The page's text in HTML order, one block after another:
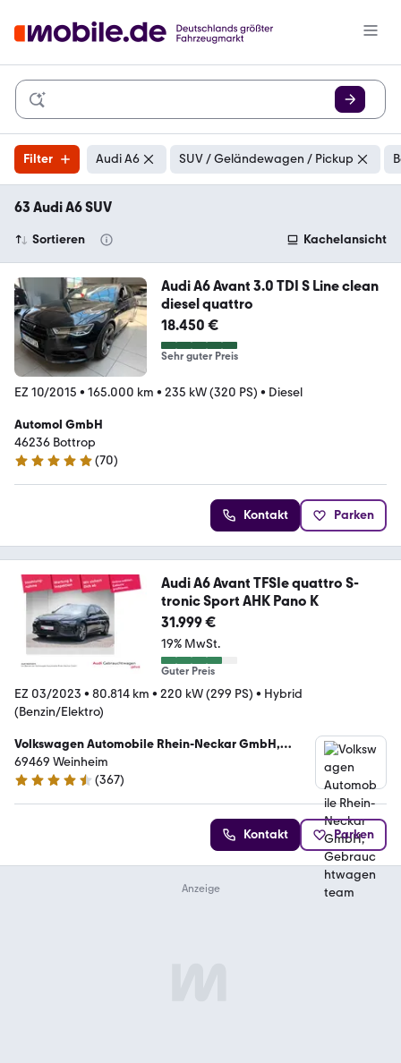
Filter Audi A6 SUV / Geländewagen / Pickup
63 Audi A6 SUV
Sortieren Kachelansicht
Audi A6 Avant 3.0 TDI S Line clean
diesel quattro
18.450 €
Sehr guter Preis
EZ 10/2015 • 165.000 km • 235 kW (320 PS) • Diesel
Automol GmbH
46236 Bottrop
4.9 Sterne
(70)
Kontakt Parken
Audi A6 Avant TFSIe quattro S-
tronic Sport AHK Pano K
31.999 €
19% MwSt.
Guter Preis
EZ 03/2023 • 80.814 km • 220 kW (299 PS) • Hybrid
(Benzin/Elektro)
Volkswagen Automobile Rhein-Neckar GmbH,
Gebrauchtwagenteam
69469 Weinheim
4.5 Sterne
(367)
Kontakt Parken